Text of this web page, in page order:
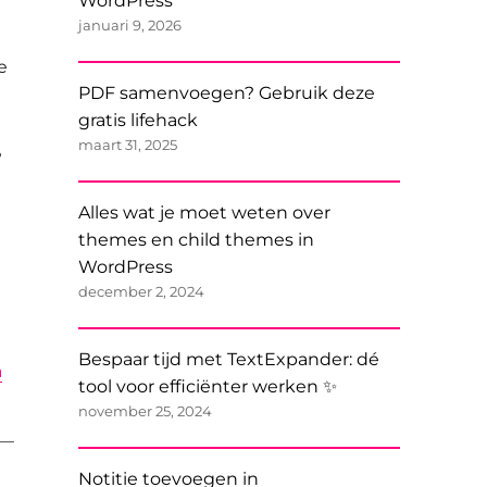
januari 9, 2026
PDF samenvoegen? Gebruik deze
gratis lifehack
maart 31, 2025
Alles wat je moet weten over
themes en child themes in
WordPress
december 2, 2024
Bespaar tijd met TextExpander: dé
tool voor efficiënter werken ✨
november 25, 2024
Notitie toevoegen in